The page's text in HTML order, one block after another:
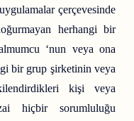
çerçevesinde
herhangi bir
‘nun veya ona
bir grup şirketinin veya
kişi veya
hiçbir sorumluluğu